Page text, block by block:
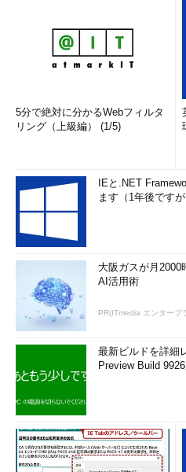
5分で絶対に分かるWebフィルタ
リング（上級編） (1/5)
IEと.NET
ます（1年後です
大阪ガスが月
AI活用術
PR(ITmedia エンタープ
最新ビルドを詳細
Preview Build